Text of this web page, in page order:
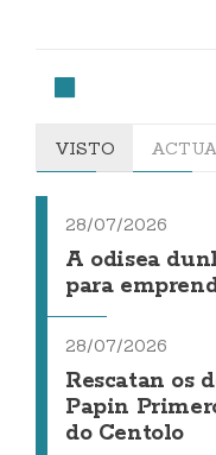
VISTO
28/07/2026
A odisea
para
28/07/2026
Rescatan os
Papin
do Centolo